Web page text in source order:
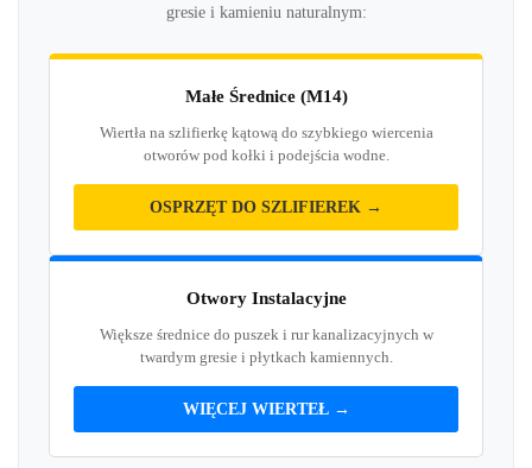
gresie i kamieniu naturalnym:
Małe Średnice (M14)
Wiertła na szlifierkę kątową do szybkiego wiercenia
otworów pod kołki i podejścia wodne.
OSPRZĘT DO SZLIFIEREK →
Otwory Instalacyjne
Większe średnice do puszek i rur kanalizacyjnych w
twardym gresie i płytkach kamiennych.
WIĘCEJ WIERTEŁ →